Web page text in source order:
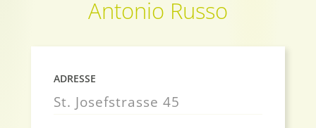
Antonio Russo
ADRESSE
St. Josefstrasse 45